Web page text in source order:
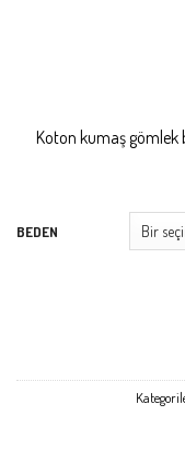
Koton kumaş gömlek
BEDEN